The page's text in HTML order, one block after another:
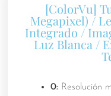
[ColorVu]
Megapixel) /
Integrado /
Luz Blanca /
0: Resolución